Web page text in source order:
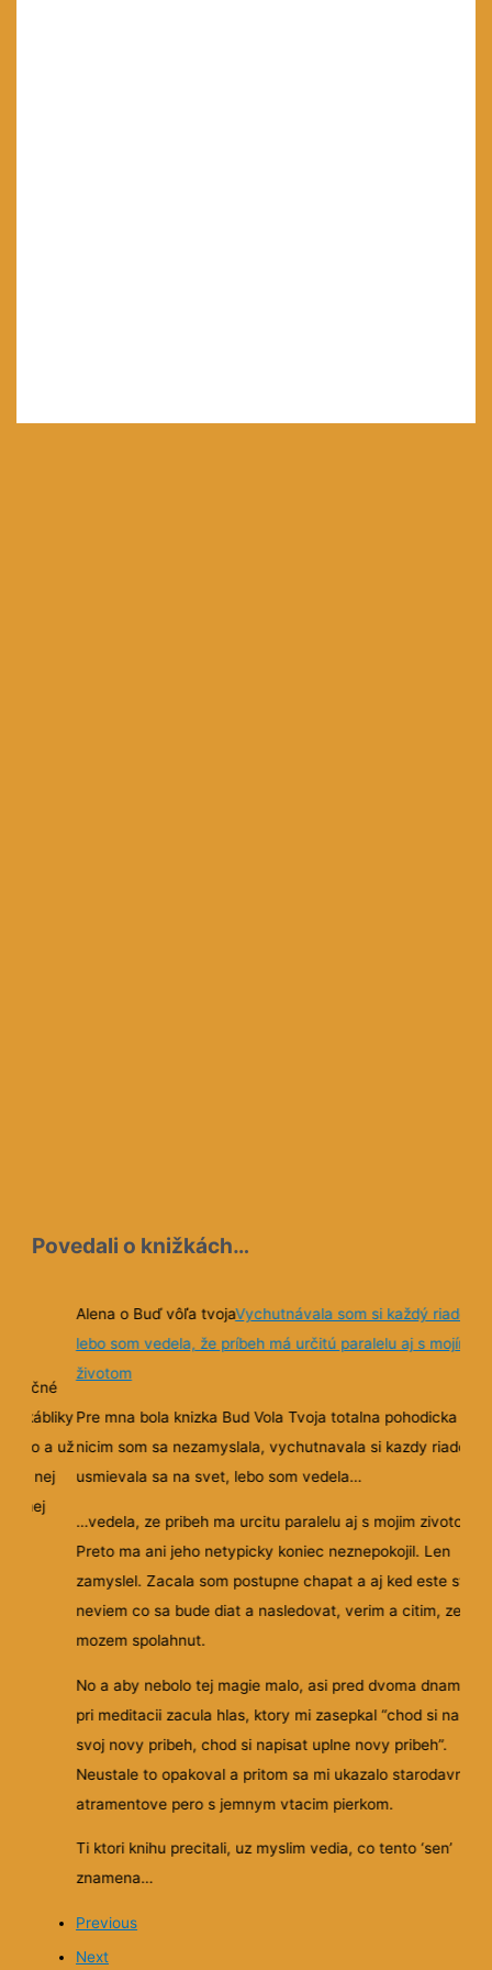
Povedali o knižkách…
poučné
a kábliky
a už
do nej
k nej
Alena o Buď vôľa tvojaVychutnávala som si každý riadok,
lebo som vedela, že príbeh má určitú paralelu aj s mojím
životom
Pre mna bola knizka Bud Vola Tvoja totalna pohodicka a
nicim som sa nezamyslala, vychutnavala si kazdy riadok a
usmievala sa na svet, lebo som vedela…
…vedela, ze pribeh ma urcitu paralelu aj s mojim zivotom.
Preto ma ani jeho netypicky koniec neznepokojil. Len
zamyslel. Zacala som postupne chapat a aj ked este stale
neviem co sa bude diat a nasledovat, verim a citim, ze sa
mozem spolahnut.
No a aby nebolo tej magie malo, asi pred dvoma dnami
pri meditacii zacula hlas, ktory mi zasepkal “chod si
svoj novy pribeh, chod si napisat uplne novy pribeh”.
Neustale to opakoval a pritom sa mi ukazalo starodavne
atramentove pero s jemnym vtacim pierkom.
Ti ktori knihu precitali, uz myslim vedia, co tento ‘sen’
znamena…
Previous
Next